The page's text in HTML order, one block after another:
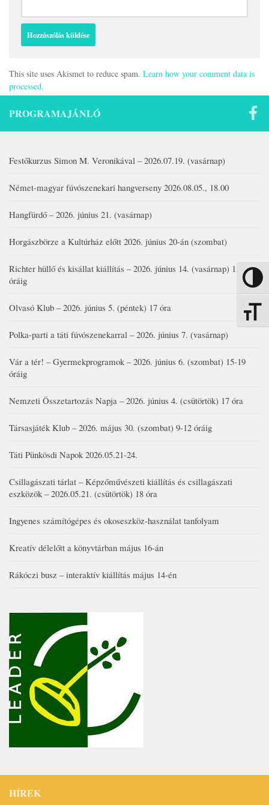
Nagy
This site uses Akismet to reduce spam. Learn how your comment data is
processed.
PROGRAMAJÁNLÓ
Festőkurzus Simon M. Veronikával – 2026.07.19. (vasárnap)
Német-magyar fúvószenekari hangverseny 2026.08.05., 18.00
Hangfürdő – 2026. június 21. (vasárnap)
Horgászbörze a Kultúrház előtt 2026. június 20-án (szombat)
Richter hüllő és kisállat kiállítás – 2026. június 14. (vasárnap) 15-17
óráig
Olvasó Klub – 2026. június 5. (péntek) 17 óra
Polka-parti a táti fúvószenekarral – 2026. június 7. (vasárnap)
Vár a tér! – Gyermekprogramok – 2026. június 6. (szombat) 15-19
óráig
Nemzeti Összetartozás Napja – 2026. június 4. (csütörtök) 17 óra
Társasjáték Klub – 2026. május 30. (szombat) 9-12 óráig
Táti Pünkösdi Napok 2026.05.21-24.
Csillagászati tárlat – Képzőművészeti kiállítás és csillagászati
eszközök – 2026.05.21. (csütörtök) 18 óra
Ingyenes számítógépes és okoseszköz-használat tanfolyam
Kreatív délelőtt a könyvtárban május 16-án
Rákóczi busz – interaktív kiállítás május 14-én
HÍREK